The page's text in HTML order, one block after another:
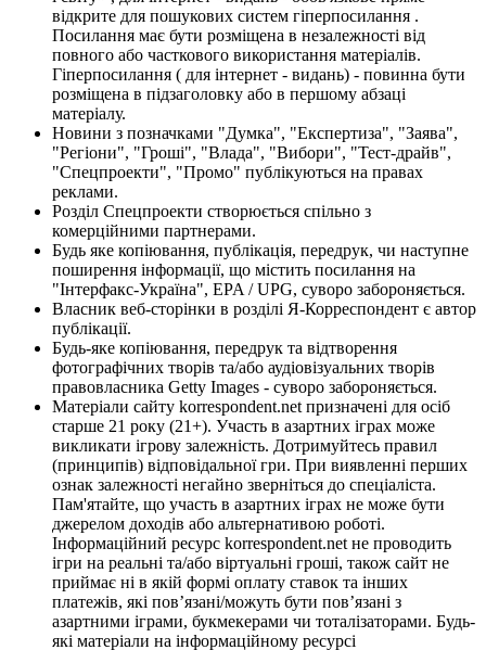
відкрите для пошукових систем гіперпосилання .
Посилання має бути розміщена в незалежності від
повного або часткового використання матеріалів.
Гіперпосилання ( для інтернет - видань) - повинна бути
розміщена в підзаголовку або в першому абзаці
матеріалу.
Новини з позначками "Думка", "Експертиза", "Заява",
"Регіони", "Гроші", "Влада", "Вибори", "Тест-драйв",
"Спецпроекти", "Промо" публікуються на правах
реклами.
Розділ Спецпроекти створюється спільно з
комерційними партнерами.
Будь яке копіювання, публікація, передрук, чи наступне
поширення інформації, що містить посилання на
"Інтерфакс-Україна", EPA / UPG, суворо забороняється.
Власник веб-сторінки в розділі Я-Корреспондент є автор
публікації.
Будь-яке копіювання, передрук та відтворення
фотографічних творів та/або аудіовізуальних творів
правовласника Getty Images - суворо забороняється.
Матеріали сайту korrespondent.net призначені для осіб
старше 21 року (21+). Участь в азартних іграх може
викликати ігрову залежність. Дотримуйтесь правил
(принципів) відповідальної гри. При виявленні перших
ознак залежності негайно зверніться до спеціаліста.
Пам'ятайте, що участь в азартних іграх не може бути
джерелом доходів або альтернативою роботі.
Інформаційний ресурс korrespondent.net не проводить
ігри на реальні та/або віртуальні гроші, також сайт не
приймає ні в якій формі оплату ставок та інших
платежів, які пов’язані/можуть бути пов’язані з
азартними іграми, букмекерами чи тоталізаторами. Будь-
які матеріали на інформаційному ресурсі